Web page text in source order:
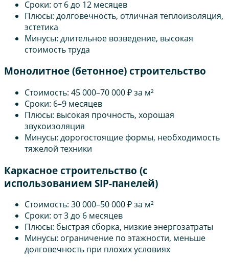
Сроки: от 6 до 12 месяцев
Плюсы: долговечность, отличная теплоизоляция,
эстетика
Минусы: длительное возведение, высокая
стоимость труда
Монолитное (бетонное) строительство
Стоимость: 45 000–70 000 ₽ за м²
Сроки: 6–9 месяцев
Плюсы: высокая прочность, хорошая
звукоизоляция
Минусы: дорогостоящие формы, необходимость
тяжелой техники
Каркасное строительство (с
использованием SIP-панелей)
Стоимость: 30 000–50 000 ₽ за м²
Сроки: от 3 до 6 месяцев
Плюсы: быстрая сборка, низкие энергозатраты
Минусы: ограничение по этажности, меньше
долговечность при плохих условиях